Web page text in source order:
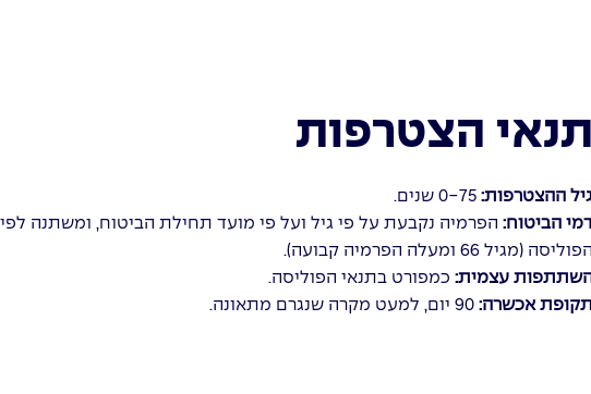
תנאי הצטרפות
ההצטרפות:0-75 שנים.
הביטוח: הפרמיה נקבעת על פי גיל ועל פי מועד תחילת הביטוח, ומשתנה
הפוליסה (מגיל 66 ומעלה הפרמיה קבועה).
עצמית: כמפורט בתנאי הפוליסה.
תקופת אכשרה:90 יום, למעט מקרה שנגרם מתאונה.